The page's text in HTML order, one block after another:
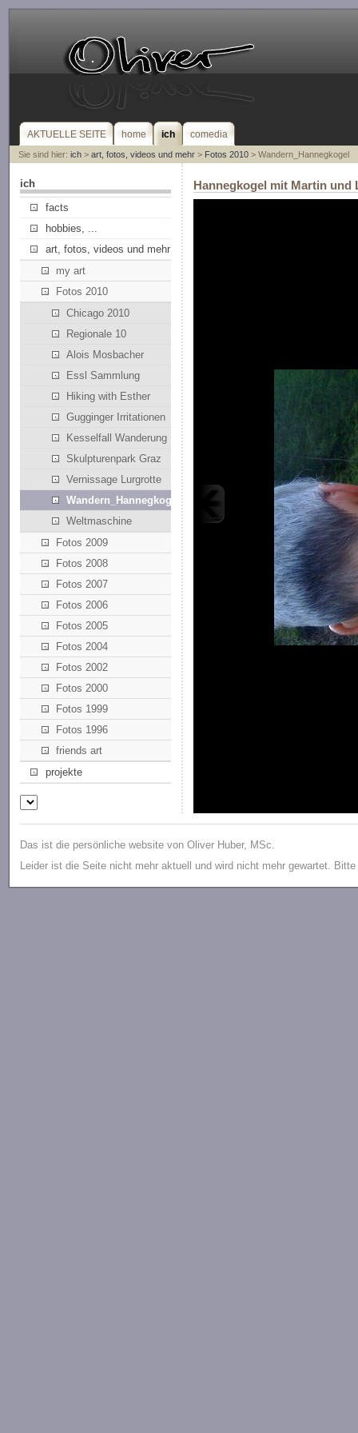
AKTUELLE SEITE home ich comedia
Sie sind hier: ich> art, fotos, videos und mehr> Fotos 2010> Wandern_Hannegkogel
ich
facts
hobbies, ...
art, fotos, videos und mehr
my art
Fotos 2010
Chicago 2010
Regionale 10
Alois Mosbacher
Essl Sammlung
Hiking with Esther
Gugginger Irritationen
Kesselfall Wanderung
Skulpturenpark Graz
Vernissage Lurgrotte
Wandern_Hannegkogel
Weltmaschine
Fotos 2009
Fotos 2008
Fotos 2007
Fotos 2006
Fotos 2005
Fotos 2004
Fotos 2002
Fotos 2000
Fotos 1999
Fotos 1996
friends art
projekte
Hannegkogel mit Martin und
Das ist die persönliche website von Oliver Huber, MSc.
Leider ist die Seite nicht mehr aktuell und wird nicht mehr gewartet.